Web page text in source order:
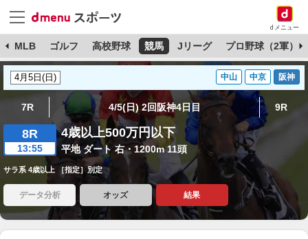
dメニュー
MLB ゴルフ 高校野球 競馬 Jリーグ プロ野球（2軍）
中山 中京 阪神
7R 4/5(日) 2回阪神4日目 9R
8R
13:55
4歳以上500万円以下
平地 ダート 右・1200m 11頭
サラ系 4歳以上 ［指定］別定
データ分析 オッズ 結果